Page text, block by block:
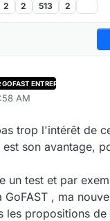
2 2 513 2
ENTREPRISE
AM
trop l'intérêt de
son avantage,
un test et par
, ma
les propositions de